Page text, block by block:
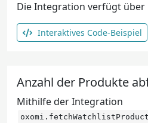
Die Integration verfügt über
Interaktives Code-Beispiel
Anzahl der Produkte
Mithilfe der Integration